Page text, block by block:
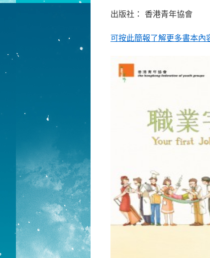
出版社： 香港青年協會
可按此簡報了解更多書本內